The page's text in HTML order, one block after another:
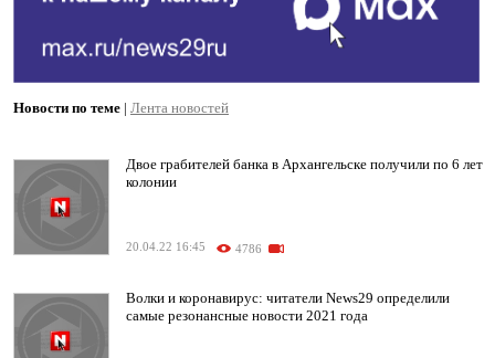
Новости по теме | Лента новостей
Двое грабителей банка в Архангельске получили по 6 лет
колонии
20.04.22 16:45 4786
Волки и коронавирус: читатели News29 определили
самые резонансные новости 2021 года